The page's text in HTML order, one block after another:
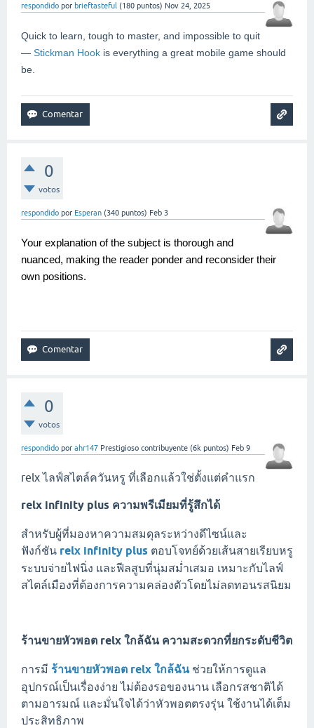
respondido por brieftasteful (180 puntos) Nov 24, 2025
Quick to learn, tough to master, and impossible to quit
— Stickman Hook is everything a great mobile game should
be.
0
votos
respondido por Esperan (340 puntos) Feb 3
Your explanation of the subject is thorough and
nuanced, making the reader ponder and reconsider their
own positions.
0
votos
respondido por ahr147 Prestigioso contribuyente (6k puntos) Feb 9
relx ไลฟ์สไตล์ควันหรู ที่เลือกแล้วใช่ตั้งแต่คำแรก
relx infinity plus ความพรีเมียมที่รู้สึกได้
สำหรับผู้ที่มองหาความสมดุลระหว่างดีไซน์และ
ฟังก์ชัน relx infinity plus ตอบโจทย์ด้วยเส้นสายเรียบหรู
ระบบจ่ายไฟนิ่ง และฟีลสูบที่นุ่มสม่ำเสมอ เหมาะกับไลฟ์
สไตล์เมืองที่ต้องการความคล่องตัวโดยไม่ลดทอนรสนิยม
ร้านขายหัวพอต relx ใกล้ฉัน ความสะดวกที่ยกระดับชีวิต
การมี ร้านขายหัวพอต relx ใกล้ฉันช่วยให้การดูแล
อุปกรณ์เป็นเรื่องง่าย ไม่ต้องรอของนาน เลือกรสชาติได้
ตามอารมณ์ และมั่นใจได้ว่าหัวพอตตรงรุ่น ใช้งานได้เต็ม
ประสิทธิภาพ